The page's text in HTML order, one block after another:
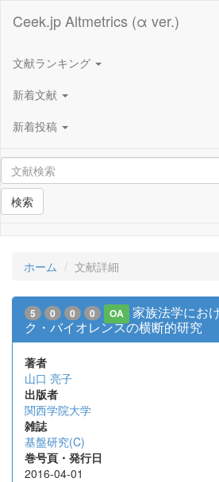
Ceek.jp Altmetrics (α ver.)
文献ランキング
新着文献
新着投稿
検索
ホーム 文献詳細
5 0 0 0 OA
家族法学にお
ク・バイオレンスの横断的研究
著者
山口 亮子
出版者
関西学院大学
雑誌
基盤研究(C)
巻号頁・発行日
2016-04-01